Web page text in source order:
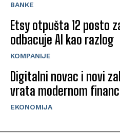
BANKE
Etsy otpušta 12 posto
odbacuje AI kao razlog
KOMPANIJE
Digitalni novac i novi
vrata modernom
EKONOMIJA